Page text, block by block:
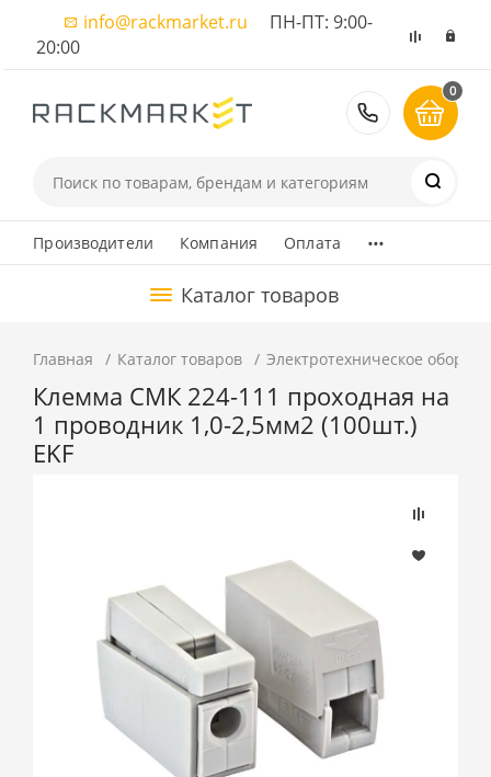
info@rackmarket.ru ПН-ПТ: 9:00-
20:00
8 (495)
0
Производители Компания Оплата ...
Каталог товаров
Главная Каталог товаров Электротехническое
Клемма СМК 224-111 проходная на
1 проводник 1,0-2,5мм2 (100шт.)
EKF